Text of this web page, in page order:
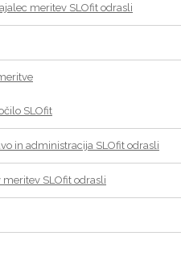
meritev SLOfit odrasli
SLOfit
in administracija SLOfit odrasli
SLOfit odrasli